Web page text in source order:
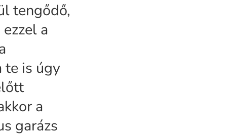
tengődő,
a
te is úgy
a
garázs